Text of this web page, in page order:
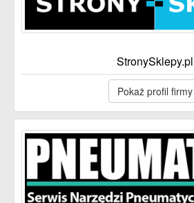
StronySklepy.pl
Pokaż profil firmy